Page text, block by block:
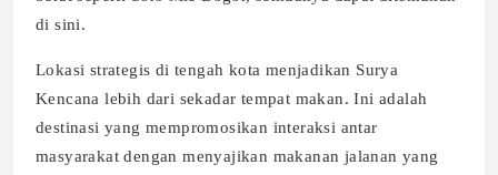
di sini.
Lokasi strategis di tengah kota menjadikan Surya
Kencana lebih dari sekadar tempat makan. Ini adalah
destinasi yang mempromosikan interaksi antar
masyarakat dengan menyajikan makanan jalanan yang